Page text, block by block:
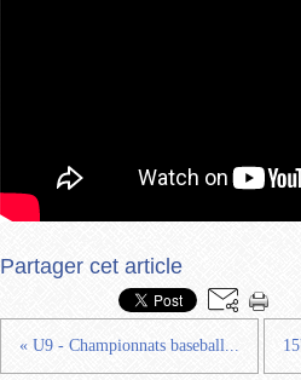
Partager cet article
« U9 - Championnats baseball...